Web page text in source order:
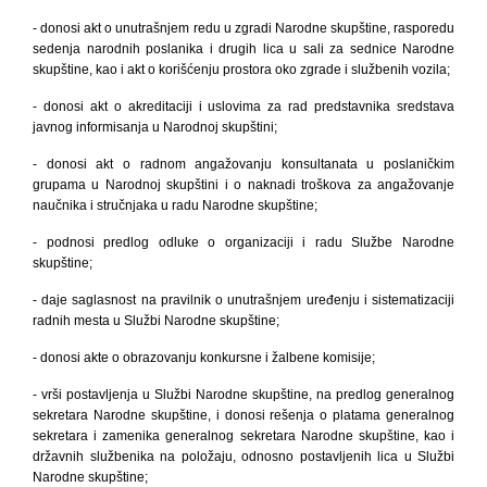
- donosi akt o unutrašnjem redu u zgradi Narodne skupštine, rasporedu
sedenja narodnih poslanika i drugih lica u sali za sednice Narodne
skupštine, kao i akt o korišćenju prostora oko zgrade i službenih vozila;
- donosi akt o akreditaciji i uslovima za rad predstavnika sredstava
javnog informisanja u Narodnoj skupštini;
- donosi akt o radnom angažovanju konsultanata u poslaničkim
grupama u Narodnoj skupštini i o naknadi troškova za angažovanje
naučnika i stručnjaka u radu Narodne skupštine;
- podnosi predlog odluke o organizaciji i radu Službe Narodne
skupštine;
- daje saglasnost na pravilnik o unutrašnjem uređenju i sistematizaciji
radnih mesta u Službi Narodne skupštine;
- donosi akte o obrazovanju konkursne i žalbene komisije;
- vrši postavljenja u Službi Narodne skupštine, na predlog generalnog
sekretara Narodne skupštine, i donosi rešenja o platama generalnog
sekretara i zamenika generalnog sekretara Narodne skupštine, kao i
državnih službenika na položaju, odnosno postavljenih lica u Službi
Narodne skupštine;